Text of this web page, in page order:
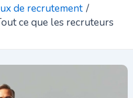
de recrutement
ce que les recruteurs